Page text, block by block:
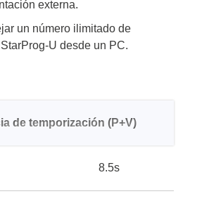
externa.
un número ilimitado de
U desde un PC.
de temporización (P+V)
8.5s